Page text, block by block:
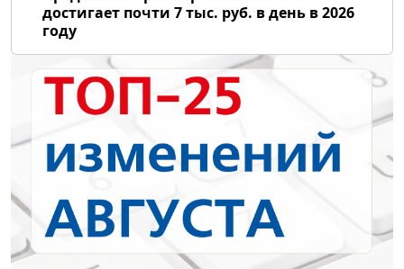
достигает почти 7 тыс. руб. в день в 2026
году